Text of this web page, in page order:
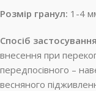
Розмір гранул: 1-4
Спосіб
внесення при
передпосівного –
весняного